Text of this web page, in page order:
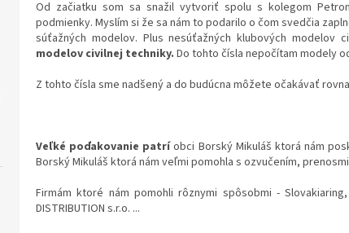
Od začiatku som sa snažil vytvoriť spolu s kolegom
podmienky. Myslím si že sa nám to podarilo o čom svedčia
súťažných modelov. Plus nesúťažných klubových modelov
modelov civilnej techniky. Do tohto čísla nepočítam modely
Z tohto čísla sme nadšený a do budúcna môžete očakávať
Veľké poďakovanie patríobci Borský Mikuláš ktorá nám
Borský Mikuláš ktorá nám veľmi pomohla s ozvučením,
Firmám ktoré nám pomohli rôznymi spôsobmi -
DISTRIBUTION s.r.o. ...